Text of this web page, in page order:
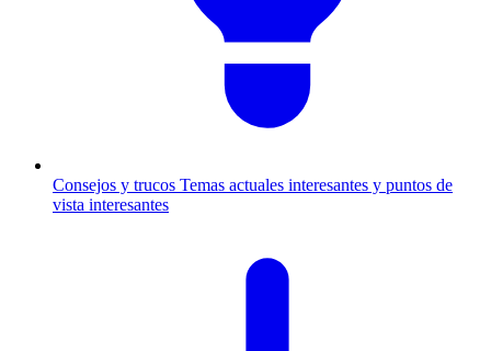
Consejos y trucos Temas actuales interesantes y puntos de
vista interesantes